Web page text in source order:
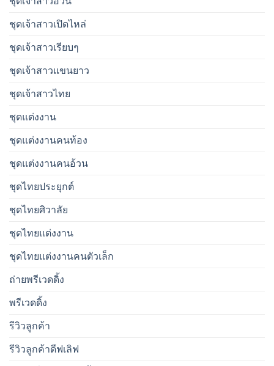
ชุดเจ้าสาวเปิดไหล่
ชุดเจ้าสาวเรียบๆ
ชุดเจ้าสาวเเขนยาว
ชุดเจ้าสาวไทย
ชุดแต่งงาน
ชุดแต่งงานคนท้อง
ชุดแต่งงานคนอ้วน
ชุดไทยประยุกต์
ชุดไทยศิวาลัย
ชุดไทยแต่งงาน
ชุดไทยแต่งงานคนตัวเล็ก
ถ่ายพรีเวดดิ้ง
พรีเวดดิ้ง
รีวิวลูกค้า
รีวิวลูกค้าดีฟเลิฟ